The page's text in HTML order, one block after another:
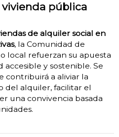
vivienda pública
de alquiler social en
, la Comunidad de
local refuerzan su apuesta
y sostenible. Se
contribuirá a aliviar la
del alquiler, facilitar el
una convivencia basada